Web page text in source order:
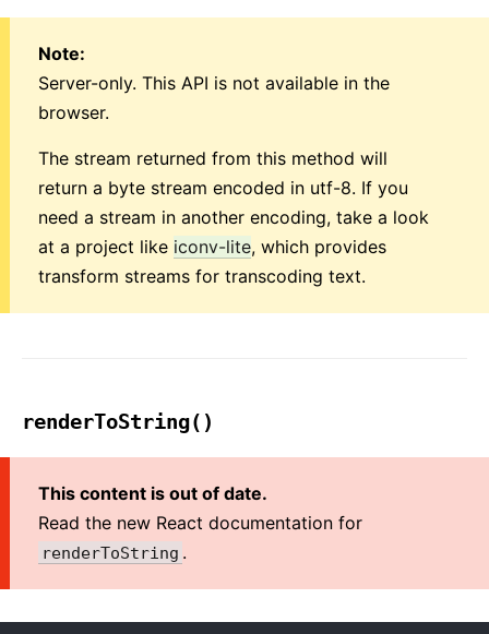
Note:
Server-only. This API is not available in the
browser.
The stream returned from this method will
return a byte stream encoded in utf-8. If you
need a stream in another encoding, take a look
at a project like iconv-lite, which provides
transform streams for transcoding text.
renderToString()
This content is out of date.
Read the new React documentation for
renderToString .